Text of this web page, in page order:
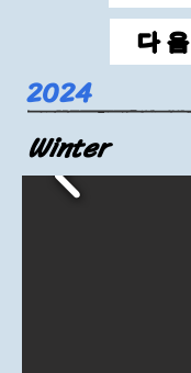
다음
2024
Winter